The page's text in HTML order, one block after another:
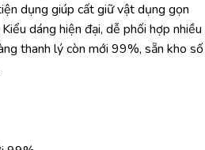
dụng giúp cất giữ vật dụng gọn
dáng hiện đại, dễ phối hợp nhiều
thanh lý còn mới 99%, sẵn kho số